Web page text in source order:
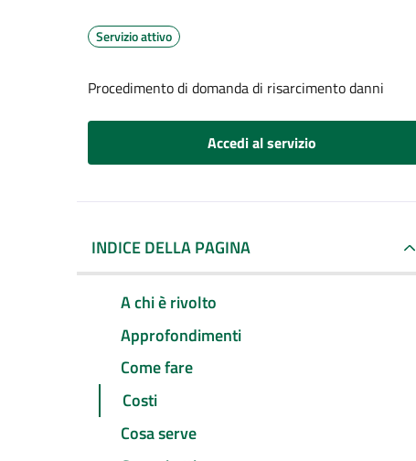
Servizio attivo
Procedimento di domanda di risarcimento danni
Accedi al servizio
INDICE DELLA PAGINA
A chi è rivolto
Approfondimenti
Come fare
Costi
Cosa serve